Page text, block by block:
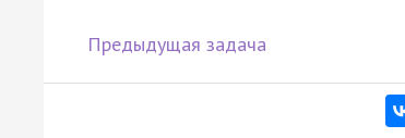
Предыдущая задача